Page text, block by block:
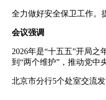
全力做好安全保卫工作。
会议强调
2026年是“十五五”开局
到“两个维护”，推动党中
北京市分行5个处室交流